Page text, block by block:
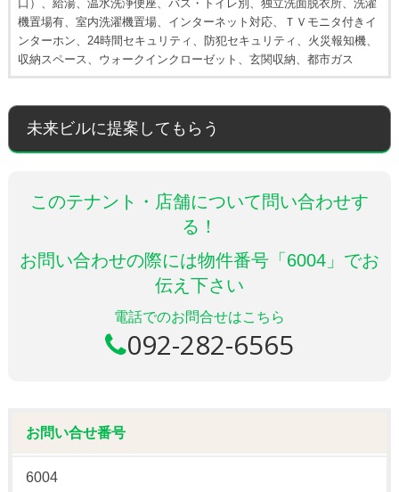
口）、給湯、温水洗浄便座、バス・トイレ別、独立洗面脱衣所、洗濯
機置場有、室内洗濯機置場、インターネット対応、ＴＶモニタ付きイ
ンターホン、24時間セキュリティ、防犯セキュリティ、火災報知機、
収納スペース、ウォークインクローゼット、玄関収納、都市ガス
未来ビルに提案してもらう
このテナント・店舗について問い合わせす
る！
お問い合わせの際には物件番号「6004」でお
伝え下さい
電話でのお問合せはこちら
092-282-6565
お問い合せ番号
6004